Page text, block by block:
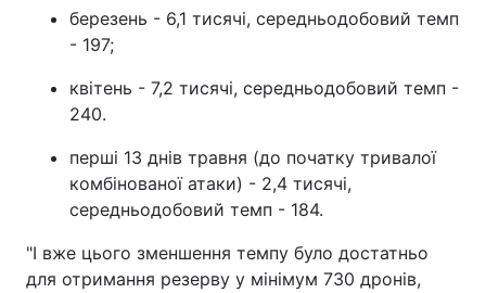
березень - 6,1 тисячі, середньодобовий темп
- 197;
квітень - 7,2 тисячі, середньодобовий темп -
240.
перші 13 днів травня (до початку тривалої
комбінованої атаки) - 2,4 тисячі,
середньодобовий темп - 184.
"І вже цього зменшення темпу було достатньо
для отримання резерву у мінімум 730 дронів,